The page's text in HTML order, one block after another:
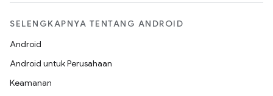
SELENGKAPNYA TENTANG ANDROID
Android
Android untuk Perusahaan
Keamanan